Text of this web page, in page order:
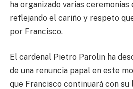
ha organizado varias ceremonias
reflejando el cariño y respeto
por Francisco.
El cardenal Pietro Parolin ha
de una renuncia papal en este
que Francisco continuará con su